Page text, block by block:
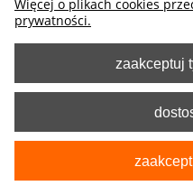
Więcej o plikach cookies
prywatności.
zaakceptuj